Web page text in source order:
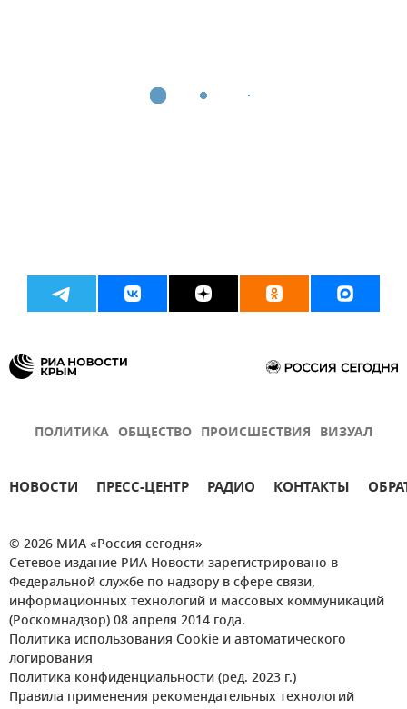
ПОЛИТИКА ОБЩЕСТВО ПРОИСШЕСТВИЯ ВИЗУАЛ
НОВОСТИ ПРЕСС-ЦЕНТР РАДИО КОНТАКТЫ
© 2026 МИА «Россия сегодня»
Сетевое издание РИА Новости зарегистрировано в
Федеральной службе по надзору в сфере связи,
информационных технологий и массовых коммуникаций
(Роскомнадзор) 08 апреля 2014 года.
Политика использования Cookie и автоматического
логирования
Политика конфиденциальности (ред. 2023 г.)
Правила применения рекомендательных технологий